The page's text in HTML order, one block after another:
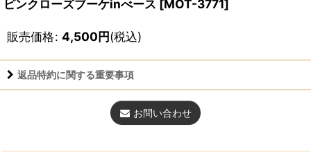
ピンクローズブーケinべース [MOT-3771]
販売価格: 4,500円(税込)
返品特約に関する重要事項
お問い合わせ